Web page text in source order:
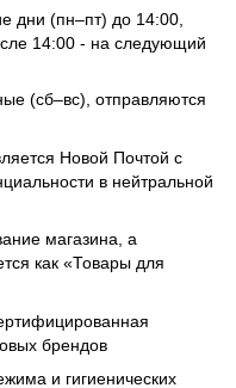
дни (пн–пт) до 14:00,
14:00 - на следующий
(сб–вс), отправляются
Новой Почтой с
в нейтральной
магазина, а
как «Товары для
брендов
и гигиенических